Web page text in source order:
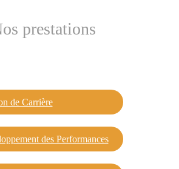
prestations
de Carrière
des Performances